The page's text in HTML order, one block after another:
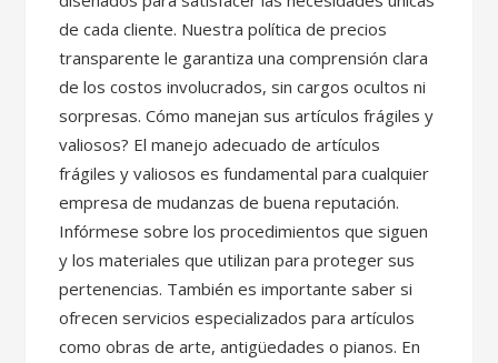
de cada cliente. Nuestra política de precios
transparente le garantiza una comprensión clara
de los costos involucrados, sin cargos ocultos ni
sorpresas. Cómo manejan sus artículos frágiles y
valiosos? El manejo adecuado de artículos
frágiles y valiosos es fundamental para cualquier
empresa de mudanzas de buena reputación.
Infórmese sobre los procedimientos que siguen
y los materiales que utilizan para proteger sus
pertenencias. También es importante saber si
ofrecen servicios especializados para artículos
como obras de arte, antigüedades o pianos. En